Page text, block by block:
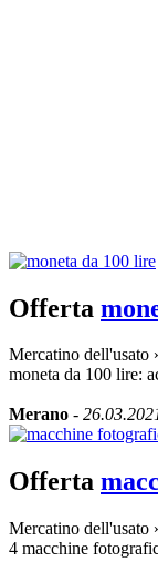
Offerta
Mercatino dell'usato
moneta da 100 lire:
Merano -
Offerta
Mercatino dell'usato
4 macchine